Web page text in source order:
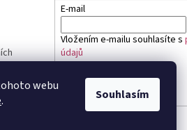
webu
. Souhlasím
E-mail
Vložením e-mailu souhlasíte s
údajů